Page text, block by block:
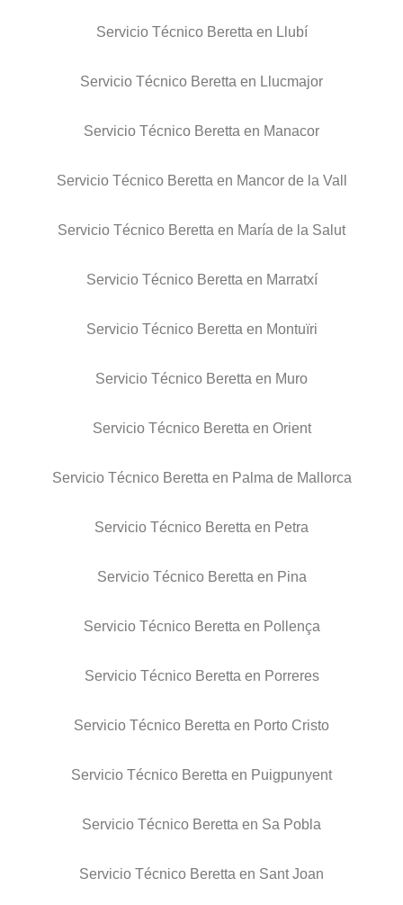
Servicio Técnico Beretta en Llubí
Servicio Técnico Beretta en Llucmajor
Servicio Técnico Beretta en Manacor
Servicio Técnico Beretta en Mancor de la Vall
Servicio Técnico Beretta en María de la Salut
Servicio Técnico Beretta en Marratxí
Servicio Técnico Beretta en Montuïri
Servicio Técnico Beretta en Muro
Servicio Técnico Beretta en Orient
Servicio Técnico Beretta en Palma de Mallorca
Servicio Técnico Beretta en Petra
Servicio Técnico Beretta en Pina
Servicio Técnico Beretta en Pollença
Servicio Técnico Beretta en Porreres
Servicio Técnico Beretta en Porto Cristo
Servicio Técnico Beretta en Puigpunyent
Servicio Técnico Beretta en Sa Pobla
Servicio Técnico Beretta en Sant Joan